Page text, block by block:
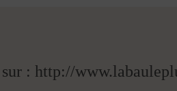
: http://